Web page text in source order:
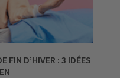
FIN D’HIVER : 3 IDÉES